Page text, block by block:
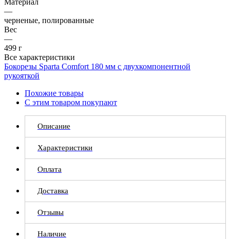
—
черненые, полированные
Вес
—
499 г
Все характеристики
Бокорезы Sparta Comfort 180 мм с двухкомпонентной
рукояткой
Похожие товары
С этим товаром покупают
Описание
Характеристики
Оплата
Доставка
Отзывы
Наличие